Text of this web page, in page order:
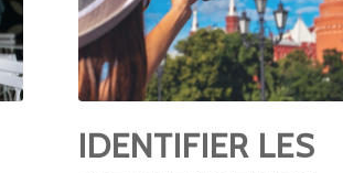
IDENTIFIER LES